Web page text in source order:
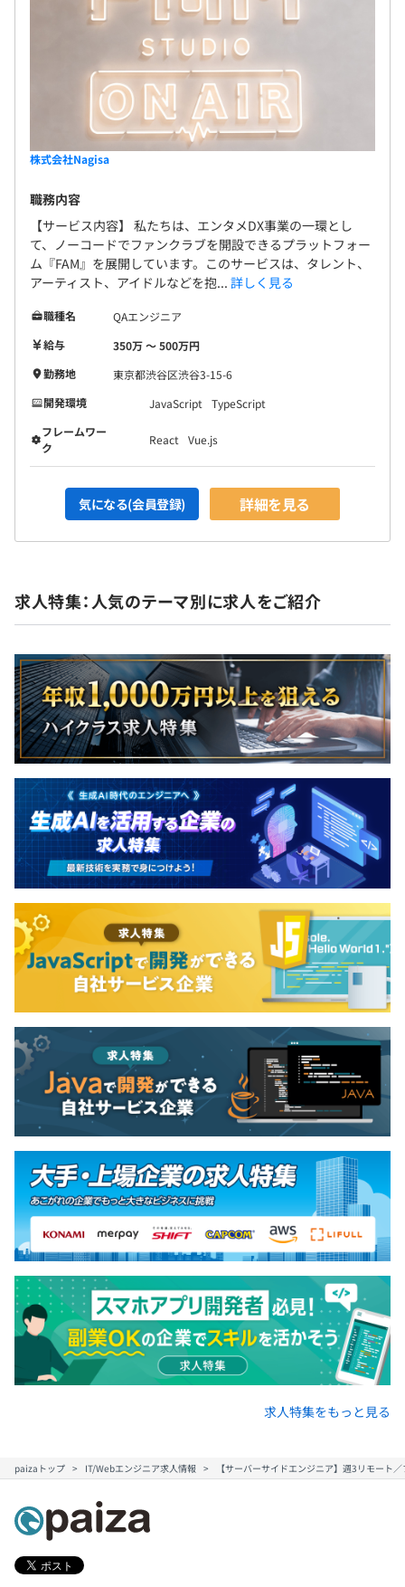
株式会社Nagisa
職務内容
【サービス内容】 私たちは、エンタメDX事業の一環とし
て、ノーコードでファンクラブを開設できるプラットフォー
ム『FAM』を展開しています。このサービスは、タレント、
アーティスト、アイドルなどを抱... 詳しく見る
職種名
QAエンジニア
給与
350万 〜 500万円
勤務地
東京都渋谷区渋谷3-15-6
開発環境
JavaScript
TypeScript
フレームワー
ク
React Vue.js
気になる(会員登録) 詳細を見る
求人特集：人気のテーマ別に求人をご紹介
求人特集をもっと見る
paizaトップ IT/Webエンジニア求人情報 【サーバーサイドエンジニア】週3リモート